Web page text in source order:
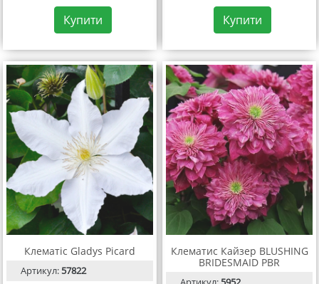
Купити Купити
Клематіс Gladys Picard
Артикул:57822
Клематис Кайзер BLUSHING
BRIDESMAID PBR